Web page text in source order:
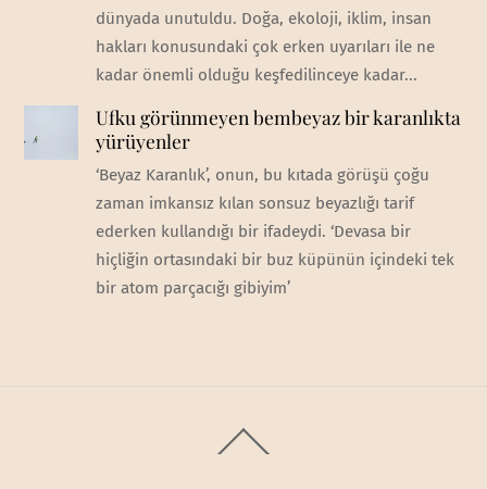
dünyada unutuldu. Doğa, ekoloji, iklim, insan
hakları konusundaki çok erken uyarıları ile ne
kadar önemli olduğu keşfedilinceye kadar...
Ufku görünmeyen bembeyaz bir karanlıkta
yürüyenler
‘Beyaz Karanlık’, onun, bu kıtada görüşü çoğu
zaman imkansız kılan sonsuz beyazlığı tarif
ederken kullandığı bir ifadeydi. ‘Devasa bir
hiçliğin ortasındaki bir buz küpünün içindeki tek
bir atom parçacığı gibiyim’
To